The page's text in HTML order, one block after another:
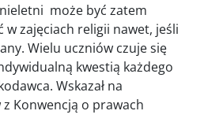
może być zatem
zajęciach religii nawet, jeśli
Wielu uczniów czuje się
kwestią każdego
Wskazał na
Konwencją o prawach